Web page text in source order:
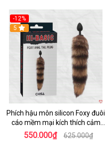
-12%
Hot
5
Phích hậu môn silicon Foxy đuôi
cáo mềm mại kích thích cảm
giác mới
550.000₫ 625.000₫